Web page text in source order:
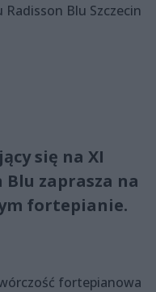
Blu Szczecin
się na XI
zaprasza na
fortepianie.
fortepianowa